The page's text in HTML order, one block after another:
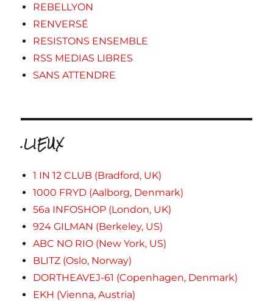
REBELLYON
RENVERSÉ
RESISTONS ENSEMBLE
RSS MEDIAS LIBRES
SANS ATTENDRE
.LIEUX
1 IN 12 CLUB (Bradford, UK)
1000 FRYD (Aalborg, Denmark)
56a INFOSHOP (London, UK)
924 GILMAN (Berkeley, US)
ABC NO RIO (New York, US)
BLITZ (Oslo, Norway)
DORTHEAVEJ-61 (Copenhagen, Denmark)
EKH (Vienna, Austria)